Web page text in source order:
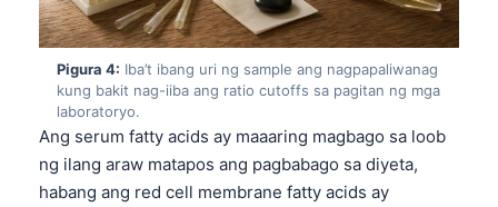
Pigura 4: Iba’t ibang uri ng sample ang nagpapaliwanag
kung bakit nag-iiba ang ratio cutoffs sa pagitan ng mga
laboratoryo.
Ang serum fatty acids ay maaaring magbago sa loob
ng ilang araw matapos ang pagbabago sa diyeta,
habang ang red cell membrane fatty acids ay